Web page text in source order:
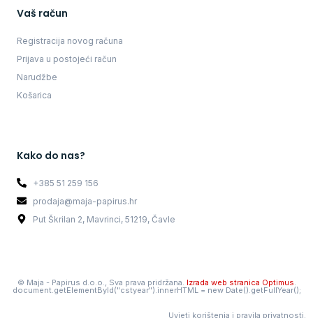
Vaš račun
Registracija novog računa
Prijava u postojeći račun
Narudžbe
Košarica
Kako do nas?
+385 51 259 156
prodaja@maja-papirus.hr
Put Škrilan 2, Mavrinci, 51219, Čavle
© Maja - Papirus d.o.o., Sva prava pridržana. Izrada web stranica Optimus
document.getElementById("cstyear").innerHTML = new Date().getFullYear();
Uvjeti korištenja i pravila privatnosti.